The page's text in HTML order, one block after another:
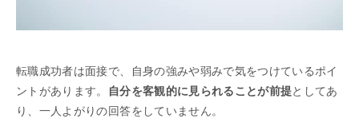
転職成功者は面接で、自身の強みや弱みで気をつけているポイ
ントがあります。
自分を客観的に見られることが前提としてあ
り、一人よがりの回答をしていません。